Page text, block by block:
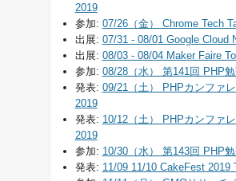
2019
参加: 07/26（金） Chrome Tech
出展: 07/31 - 08/01 Google Cloud
出展: 08/03 - 08/04 Maker Faire
参加: 08/28（水） 第141回 PHP
発表: 09/21（土） PHPカンファ
2019
発表: 10/12（土） PHPカンファ
2019
参加: 10/30（水） 第143回 PHP
発表: 11/09 11/10 CakeFest 2019